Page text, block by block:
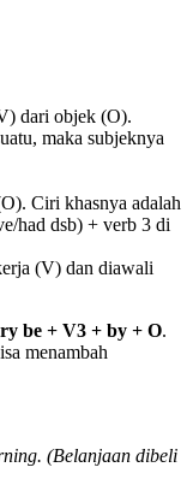
dari objek (O).
maka subjeknya
Ciri khasnya adalah
had dsb) + verb 3 di
(V) dan diawali
be + V3 + by + O.
menambah
(Belanjaan dibeli